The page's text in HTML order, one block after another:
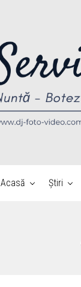
Acasă Știri